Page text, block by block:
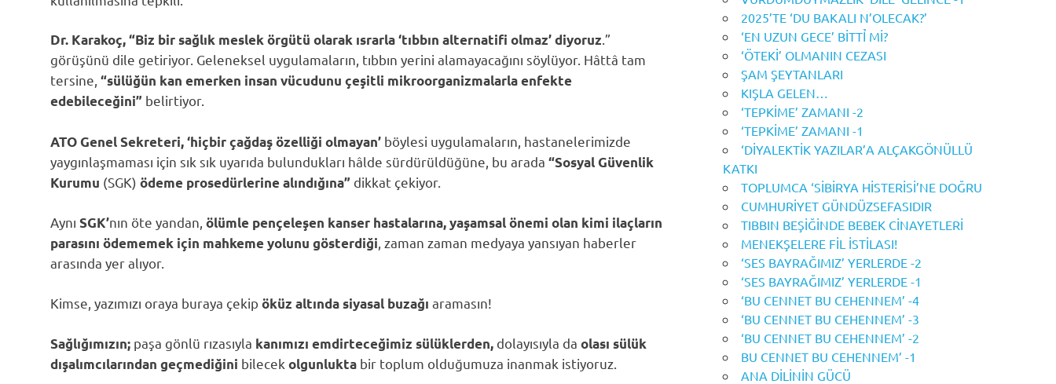
Dr. Karakoç,“Biz bir sağlık meslek örgütü olarak ısrarla ‘tıbbın alternatifi olmaz’ diyoruz.”
görüşünü dile getiriyor. Geleneksel uygulamaların, tıbbın yerini alamayacağını söylüyor. Hâttâ tam
tersine, “sülüğün kan emerken insan vücudunu çeşitli mikroorganizmalarla enfekte
edebileceğini” belirtiyor.
ATO Genel Sekreteri,‘hiçbir çağdaş özelliği olmayan’ böylesi uygulamaların, hastanelerimizde
yaygınlaşmaması için sık sık uyarıda bulundukları hâlde sürdürüldüğüne, bu arada “Sosyal Güvenlik
Kurumu (SGK) ödeme prosedürlerine alındığına” dikkat çekiyor.
Aynı SGK’nın öte yandan, ölümle pençeleşen kanser hastalarına, yaşamsal önemi olan kimi ilaçların
parasını ödememek için mahkeme yolunu gösterdiği, zaman zaman medyaya yansıyan haberler
arasında yer alıyor.
Kimse, yazımızı oraya buraya çekip öküz altında siyasal buzağı aramasın!
Sağlığımızın; paşa gönlü rızasıyla kanımızı emdirteceğimiz sülüklerden, dolayısıyla da olası sülük
dışalımcılarından geçmediğini bilecek olgunlukta bir toplum olduğumuza inanmak istiyoruz.
2025’TE ‘DU BAKALI N’OLECAK?’
‘EN UZUN GECE’ BİTTỈ Mİ?
‘ÖTEKİ’ OLMANIN CEZASI
ŞAM ŞEYTANLARI
KIŞLA GELEN…
‘TEPKİME’ ZAMANI -2
‘TEPKİME’ ZAMANI -1
‘DİYALEKTİK YAZILAR’A ALÇAKGÖNÜLLÜ
KATKI
TOPLUMCA ‘SİBİRYA HİSTERİSİ’NE DOĞRU
CUMHURİYET GÜNDÜZSEFASIDIR
TIBBIN BEŞİĞİNDE BEBEK CİNAYETLERİ
MENEKŞELERE FİL İSTİLASI!
‘SES BAYRAĞIMIZ’ YERLERDE -2
‘SES BAYRAĞIMIZ’ YERLERDE -1
‘BU CENNET BU CEHENNEM’ -4
‘BU CENNET BU CEHENNEM’ -3
‘BU CENNET BU CEHENNEM’ -2
BU CENNET BU CEHENNEM’ -1
ANA DİLİNİN GÜCÜ